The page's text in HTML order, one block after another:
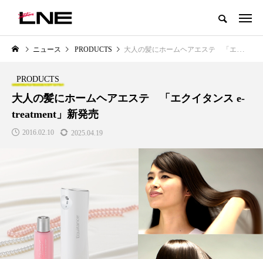
グローバルビューティ＆ヘルスケアビジネス誌
LIFESTYLE
SNSの「加工顔」と美容医療｜AI
がもたらす可能性とこれから
2026.07.13
BUSINESS
GWI調査から読み解く2030年の
都市型スパ――身近なウェルネ
の次世代モデル
2026.08.06
ニュース PRODUCTS 大人の髪にホームヘアエステ 「エクイタンス e-treatment」新発売
PRODUCTS
大人の髪にホームヘアエステ 「エクイタンス e-
treatment」新発売
2016.02.10 2025.04.19